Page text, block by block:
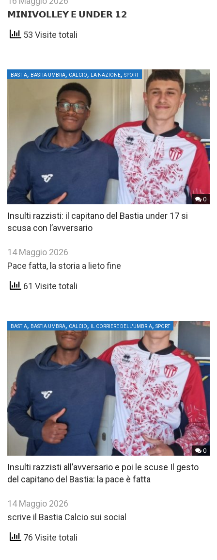
𝗠𝗜𝗡𝗜𝗩𝗢𝗟𝗟𝗘𝗬 𝗘 𝗨𝗡𝗗𝗘𝗥 𝟭𝟮
53 Visite totali
0
BASTIA, BASTIA UMBRA, CALCIO, LA NAZIONE, SPORT
Insulti razzisti: il capitano del Bastia under 17 si
scusa con l’avversario
14 Maggio 2026
Pace fatta, la storia a lieto fine
61 Visite totali
0
BASTIA, BASTIA UMBRA, CALCIO, IL CORRIERE DELL'UMBRIA, SPORT
Insulti razzisti all’avversario e poi le scuse Il gesto
del capitano del Bastia: la pace è fatta
14 Maggio 2026
scrive il Bastia Calcio sui social
76 Visite totali